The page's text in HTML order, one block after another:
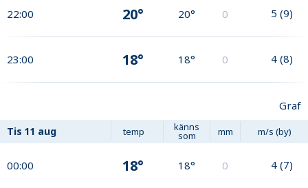
22:00 20° 20° 0 5 (9)
23:00 18° 18° 0 4 (8)
Graf
Tis 11 aug temp känns
som mm m/s (by)
00:00 18° 18° 0 4 (7)